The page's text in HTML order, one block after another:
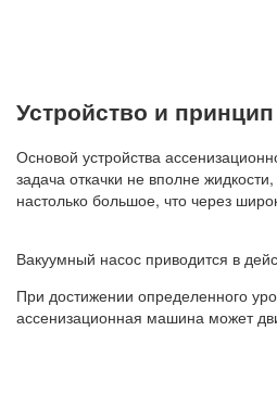
Устройство и
Основой устройства
задача откачки не вполне
настолько большое, что через
Вакуумный насос приводится в
При достижении определенного
ассенизационная машина может